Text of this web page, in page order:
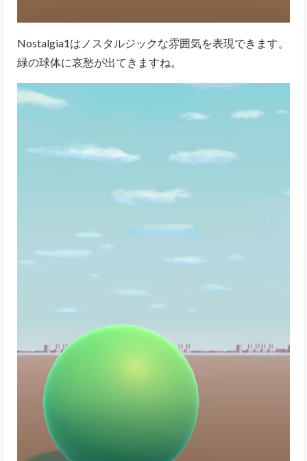
Nostalgia1はノスタルジックな雰囲気を表現できます。
緑の球体に哀愁が出てきますね。